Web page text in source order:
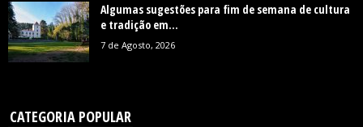
Algumas sugestões para fim de semana de cultura
e tradição em...
7 de Agosto, 2026
CATEGORIA POPULAR